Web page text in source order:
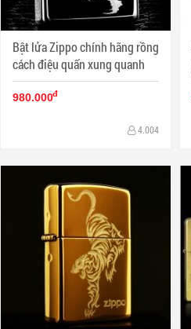
Bật lửa Zippo chính hãng rồng
cách điệu quấn xung quanh
980.000đ
4.004